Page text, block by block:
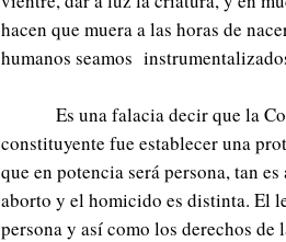
hacen que muera a las horas de
humanos seamos
Es una falacia decir que la
constituyente fue establecer una
que en potencia será persona, tan
aborto y el homicido es distinta. El
persona y así como los derechos de